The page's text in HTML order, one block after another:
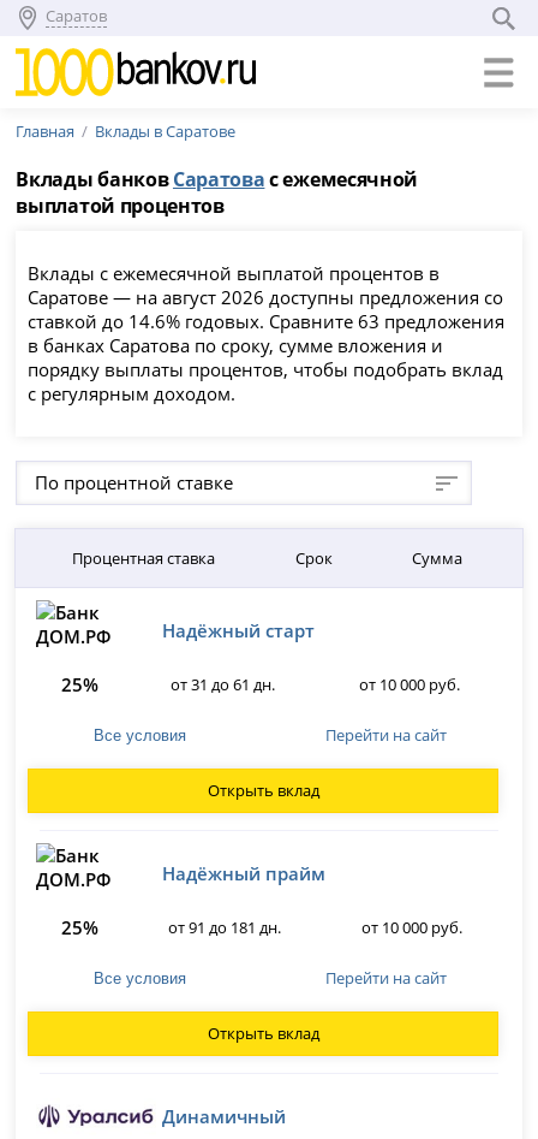
Саратов
Главная Вклады в Саратове
Вклады банковСаратовас ежемесячной
выплатой процентов
Вклады с ежемесячной выплатой процентов в
Саратове — на август 2026 доступны предложения со
ставкой до 14.6% годовых. Сравните 63 предложения
в банках Саратова по сроку, сумме вложения и
порядку выплаты процентов, чтобы подобрать вклад
с регулярным доходом.
По процентной ставке
Процентная ставка Срок Сумма
Надёжный старт
25% от 31 до 61 дн. от 10 000 руб.
Все условия Перейти на сайт
Открыть вклад
Надёжный прайм
25% от 91 до 181 дн. от 10 000 руб.
Все условия Перейти на сайт
Открыть вклад
Динамичный